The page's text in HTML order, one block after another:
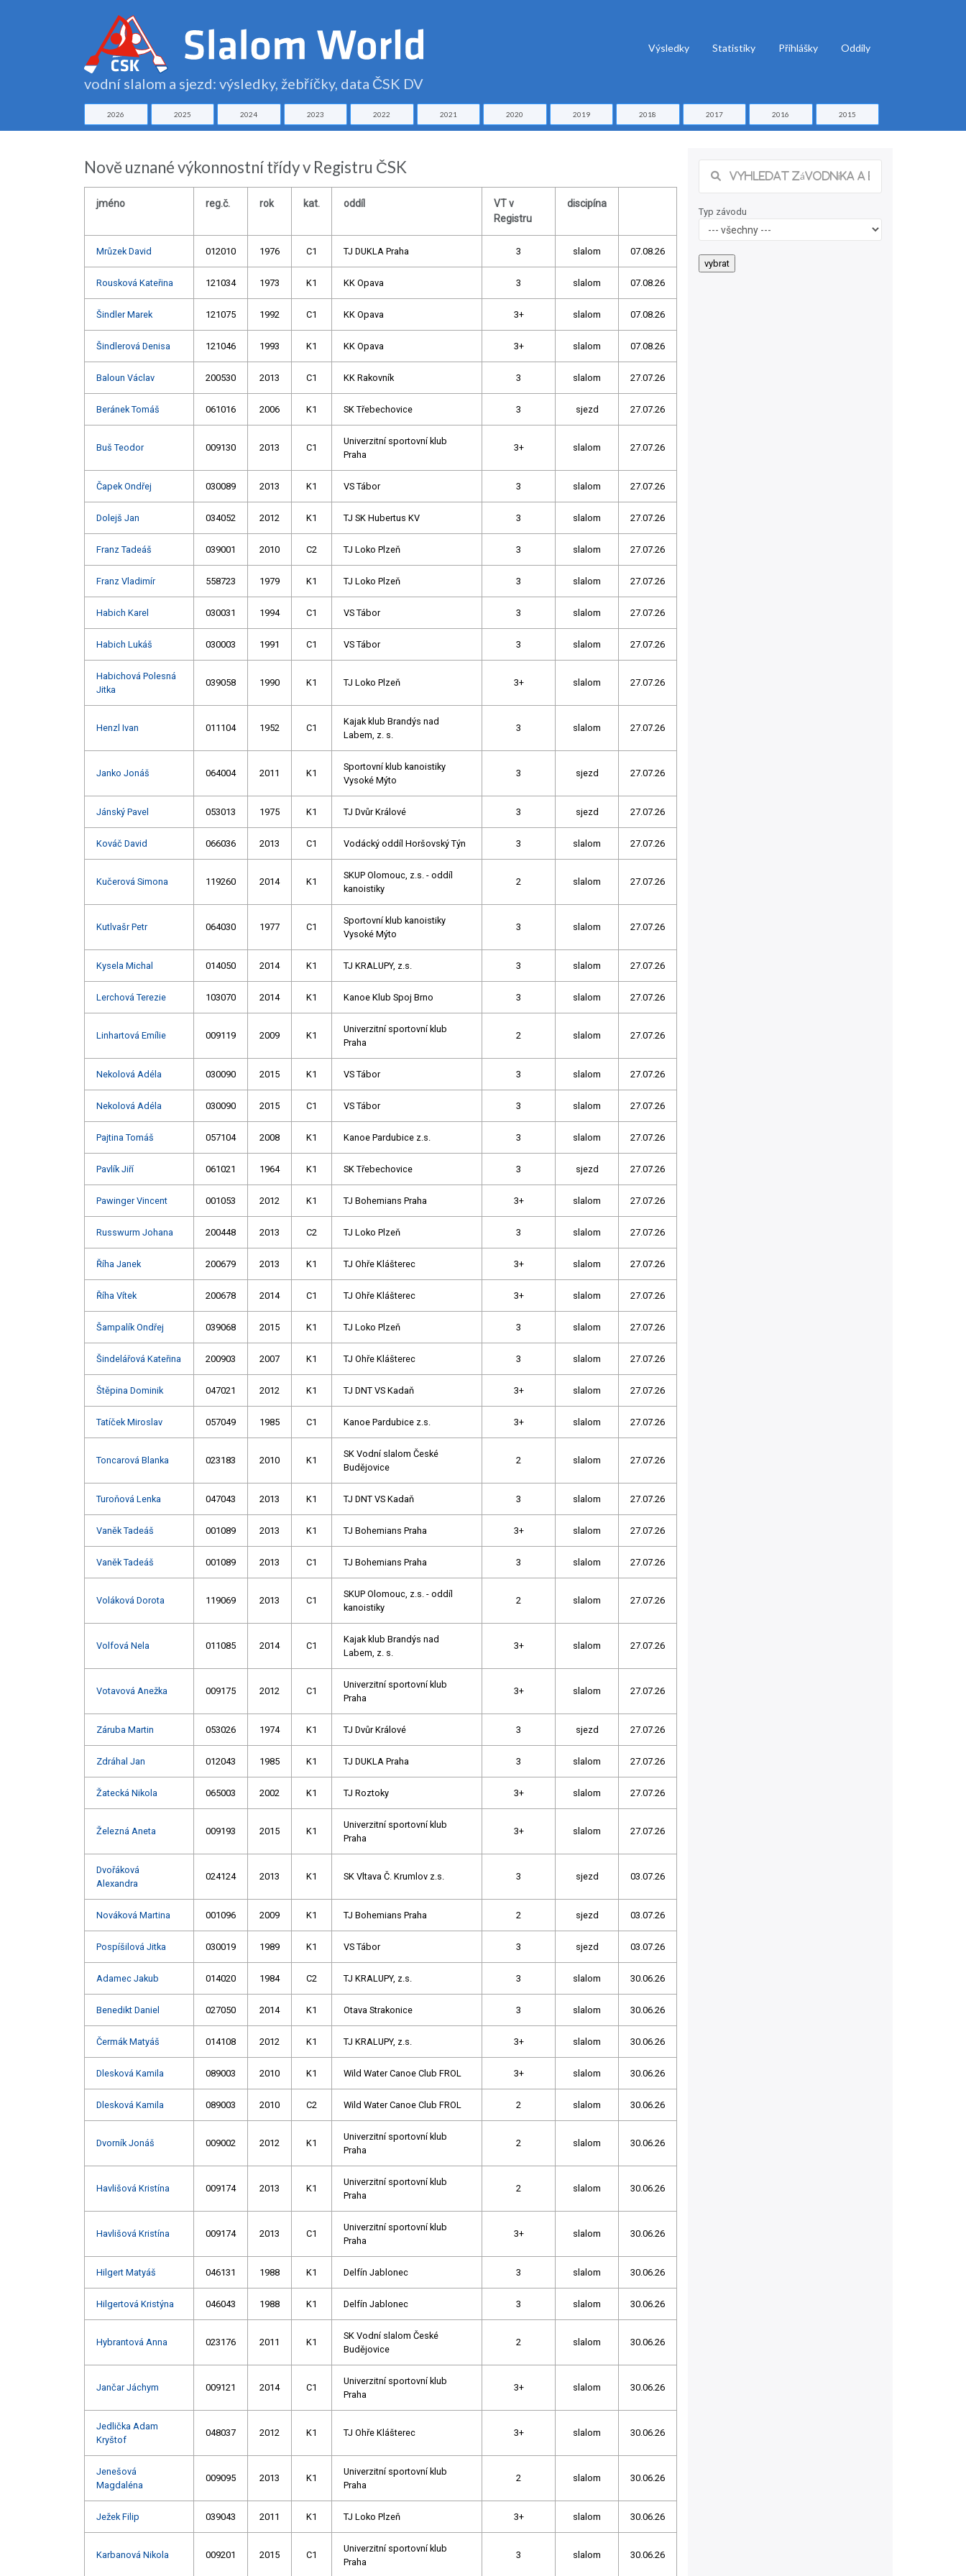
vodní slalom a sjezd: výsledky, žebříčky, data ČSK DV
Výsledky Statistiky Přihlášky Oddíly
2026 2025 2024 2023 2022 2021 2020 2019 2018 2017 2016 2015
Nově uznané výkonnostní třídy v Registru ČSK
jméno reg.č. rok kat. oddíl
VT v
Registru
discipína
Mrůzek David 012010 1976 C1 TJ DUKLA Praha 3 slalom 07.08.26
Rousková Kateřina 121034 1973 K1 KK Opava 3 slalom 07.08.26
Šindler Marek 121075 1992 C1 KK Opava 3+ slalom 07.08.26
Šindlerová Denisa 121046 1993 K1 KK Opava 3+ slalom 07.08.26
Baloun Václav 200530 2013 C1 KK Rakovník 3 slalom 27.07.26
Beránek Tomáš 061016 2006 K1 SK Třebechovice 3 sjezd 27.07.26
Buš Teodor 009130 2013 C1
Univerzitní sportovní klub
Praha
3+ slalom 27.07.26
Čapek Ondřej 030089 2013 K1 VS Tábor 3 slalom 27.07.26
Dolejš Jan 034052 2012 K1 TJ SK Hubertus KV 3 slalom 27.07.26
Franz Tadeáš 039001 2010 C2 TJ Loko Plzeň 3 slalom 27.07.26
Franz Vladimír 558723 1979 K1 TJ Loko Plzeň 3 slalom 27.07.26
Habich Karel 030031 1994 C1 VS Tábor 3 slalom 27.07.26
Habich Lukáš 030003 1991 C1 VS Tábor 3 slalom 27.07.26
Habichová Polesná
Jitka
039058 1990 K1 TJ Loko Plzeň 3+ slalom 27.07.26
Henzl Ivan 011104 1952 C1
Kajak klub Brandýs nad
Labem, z. s.
3 slalom 27.07.26
Janko Jonáš 064004 2011 K1
Sportovní klub kanoistiky
Vysoké Mýto
3 sjezd 27.07.26
Jánský Pavel 053013 1975 K1 TJ Dvůr Králové 3 sjezd 27.07.26
Kováč David 066036 2013 C1 Vodácký oddíl Horšovský Týn 3 slalom 27.07.26
Kučerová Simona 119260 2014 K1
SKUP Olomouc, z.s. - oddíl
kanoistiky
2 slalom 27.07.26
Kutlvašr Petr 064030 1977 C1
Sportovní klub kanoistiky
Vysoké Mýto
3 slalom 27.07.26
Kysela Michal 014050 2014 K1 TJ KRALUPY, z.s. 3 slalom 27.07.26
Lerchová Terezie 103070 2014 K1 Kanoe Klub Spoj Brno 3 slalom 27.07.26
Linhartová Emílie 009119 2009 K1
Univerzitní sportovní klub
Praha
2 slalom 27.07.26
Nekolová Adéla 030090 2015 K1 VS Tábor 3 slalom 27.07.26
Nekolová Adéla 030090 2015 C1 VS Tábor 3 slalom 27.07.26
Pajtina Tomáš 057104 2008 K1 Kanoe Pardubice z.s. 3 slalom 27.07.26
Pavlík Jiří 061021 1964 K1 SK Třebechovice 3 sjezd 27.07.26
Pawinger Vincent 001053 2012 K1 TJ Bohemians Praha 3+ slalom 27.07.26
Russwurm Johana 200448 2013 C2 TJ Loko Plzeň 3 slalom 27.07.26
Říha Janek 200679 2013 K1 TJ Ohře Klášterec 3+ slalom 27.07.26
Říha Vítek 200678 2014 C1 TJ Ohře Klášterec 3+ slalom 27.07.26
Šampalík Ondřej 039068 2015 K1 TJ Loko Plzeň 3 slalom 27.07.26
Šindelářová Kateřina 200903 2007 K1 TJ Ohře Klášterec 3 slalom 27.07.26
Štěpina Dominik 047021 2012 K1 TJ DNT VS Kadaň 3+ slalom 27.07.26
Tatíček Miroslav 057049 1985 C1 Kanoe Pardubice z.s. 3+ slalom 27.07.26
Toncarová Blanka 023183 2010 K1
SK Vodní slalom České
Budějovice
2 slalom 27.07.26
Turoňová Lenka 047043 2013 K1 TJ DNT VS Kadaň 3 slalom 27.07.26
Vaněk Tadeáš 001089 2013 K1 TJ Bohemians Praha 3+ slalom 27.07.26
Vaněk Tadeáš 001089 2013 C1 TJ Bohemians Praha 3 slalom 27.07.26
Voláková Dorota 119069 2013 C1
SKUP Olomouc, z.s. - oddíl
kanoistiky
2 slalom 27.07.26
Volfová Nela 011085 2014 C1
Kajak klub Brandýs nad
Labem, z. s.
3+ slalom 27.07.26
Votavová Anežka 009175 2012 C1
Univerzitní sportovní klub
Praha
3+ slalom 27.07.26
Záruba Martin 053026 1974 K1 TJ Dvůr Králové 3 sjezd 27.07.26
Zdráhal Jan 012043 1985 K1 TJ DUKLA Praha 3 slalom 27.07.26
Žatecká Nikola 065003 2002 K1 TJ Roztoky 3+ slalom 27.07.26
Železná Aneta 009193 2015 K1
Univerzitní sportovní klub
Praha
3+ slalom 27.07.26
Dvořáková
Alexandra
024124 2013 K1 SK Vltava Č. Krumlov z.s. 3 sjezd 03.07.26
Nováková Martina 001096 2009 K1 TJ Bohemians Praha 2 sjezd 03.07.26
Pospíšilová Jitka 030019 1989 K1 VS Tábor 3 sjezd 03.07.26
Adamec Jakub 014020 1984 C2 TJ KRALUPY, z.s. 3 slalom 30.06.26
Benedikt Daniel 027050 2014 K1 Otava Strakonice 3 slalom 30.06.26
Čermák Matyáš 014108 2012 K1 TJ KRALUPY, z.s. 3+ slalom 30.06.26
Dlesková Kamila 089003 2010 K1 Wild Water Canoe Club FROL 3+ slalom 30.06.26
Dlesková Kamila 089003 2010 C2 Wild Water Canoe Club FROL 2 slalom 30.06.26
Dvorník Jonáš 009002 2012 K1
Univerzitní sportovní klub
Praha
2 slalom 30.06.26
Havlišová Kristína 009174 2013 K1
Univerzitní sportovní klub
Praha
2 slalom 30.06.26
Havlišová Kristína 009174 2013 C1
Univerzitní sportovní klub
Praha
3+ slalom 30.06.26
Hilgert Matyáš 046131 1988 K1 Delfín Jablonec 3 slalom 30.06.26
Hilgertová Kristýna 046043 1988 K1 Delfín Jablonec 3 slalom 30.06.26
Hybrantová Anna 023176 2011 K1
SK Vodní slalom České
Budějovice
2 slalom 30.06.26
Jančar Jáchym 009121 2014 C1
Univerzitní sportovní klub
Praha
3+ slalom 30.06.26
Jedlička Adam
Kryštof
048037 2012 K1 TJ Ohře Klášterec 3+ slalom 30.06.26
Jenešová
Magdaléna
009095 2013 K1
Univerzitní sportovní klub
Praha
2 slalom 30.06.26
Ježek Filip 039043 2011 K1 TJ Loko Plzeň 3+ slalom 30.06.26
Karbanová Nikola 009201 2015 C1
Univerzitní sportovní klub
Praha
3 slalom 30.06.26
Typ závodu